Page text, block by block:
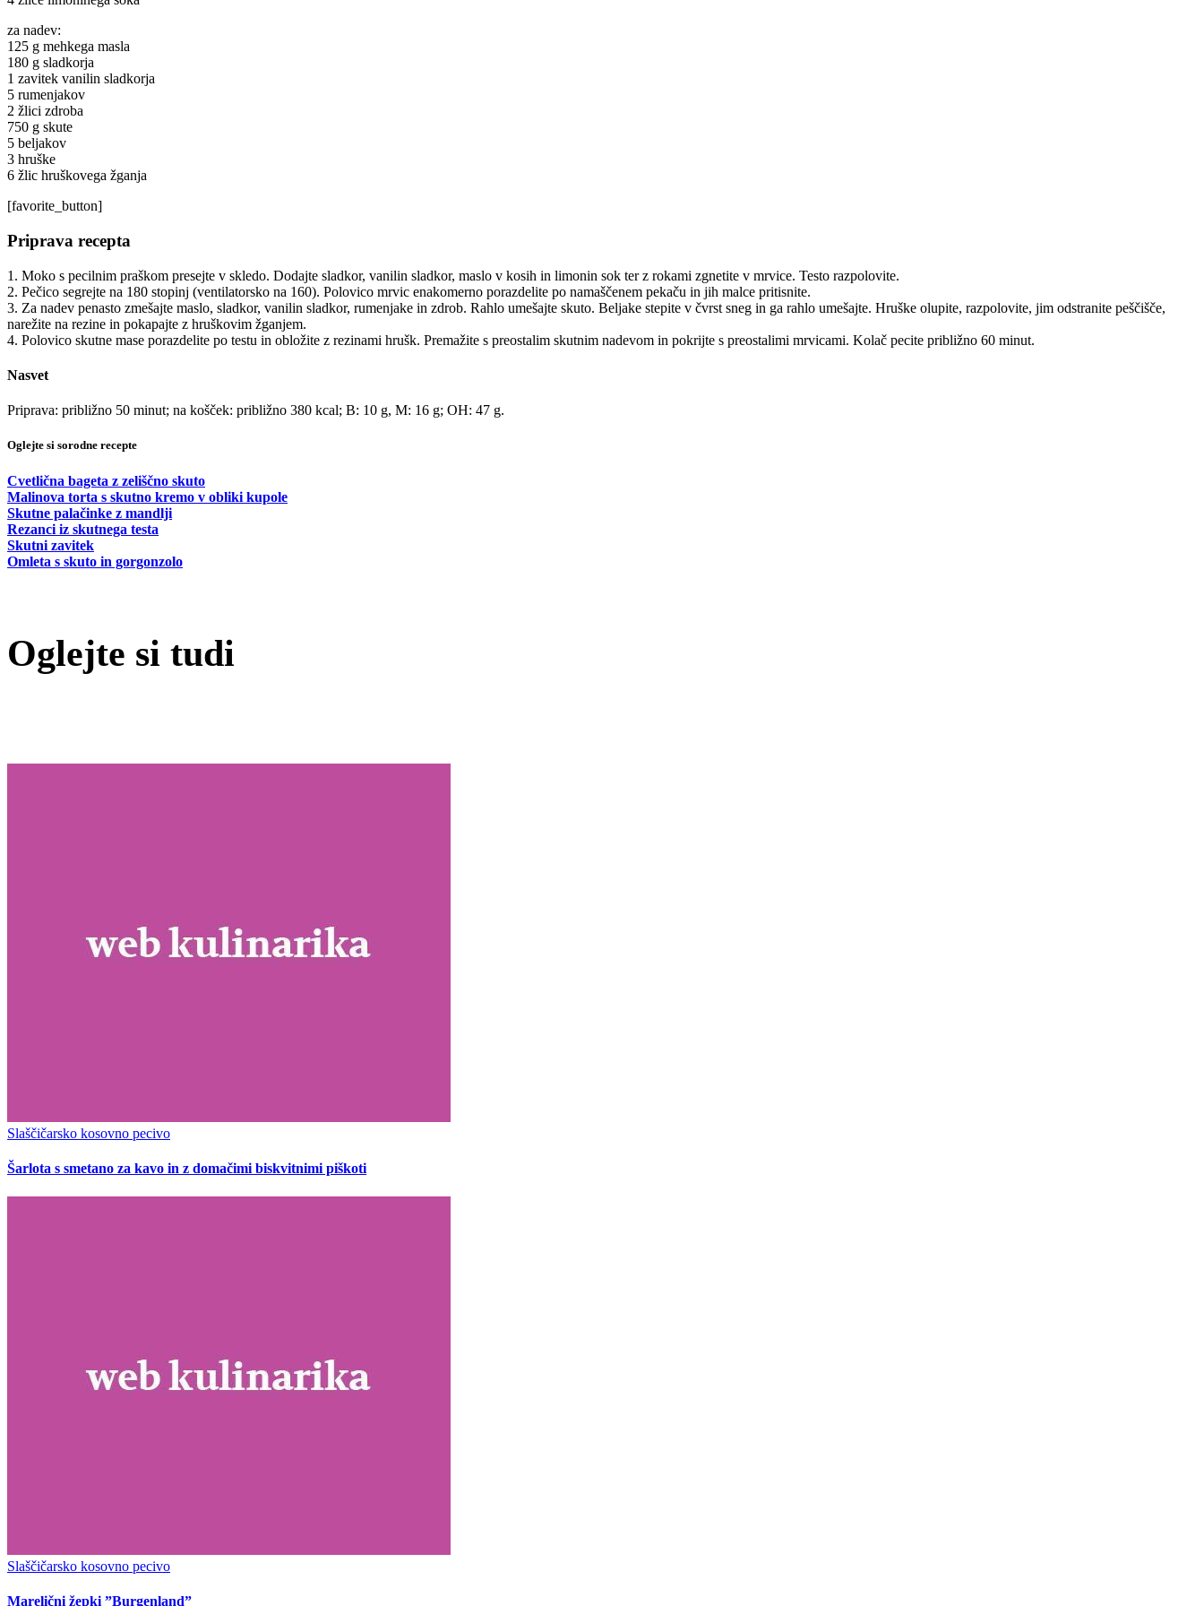
za nadev:
125 g mehkega masla
180 g sladkorja
1 zavitek vanilin sladkorja
5 rumenjakov
2 žlici zdroba
750 g skute
5 beljakov
3 hruške
6 žlic hruškovega žganja
[favorite_button]
Priprava recepta
1. Moko s pecilnim praškom presejte v skledo. Dodajte sladkor, vanilin sladkor, maslo v kosih in limonin sok ter z rokami zgnetite v mrvice. Testo razpolovite.
2. Pečico segrejte na 180 stopinj (ventilatorsko na 160). Polovico mrvic enakomerno porazdelite po namaščenem pekaču in jih malce pritisnite.
3. Za nadev penasto zmešajte maslo, sladkor, vanilin sladkor, rumenjake in zdrob. Rahlo umešajte skuto. Beljake stepite v čvrst sneg in ga rahlo umešajte. Hruške olupite, razpolovite, jim odstranite peščišče,
narežite na rezine in pokapajte z hruškovim žganjem.
4. Polovico skutne mase porazdelite po testu in obložite z rezinami hrušk. Premažite s preostalim skutnim nadevom in pokrijte s preostalimi mrvicami. Kolač pecite približno 60 minut.
Nasvet
Priprava: približno 50 minut; na košček: približno 380 kcal; B: 10 g, M: 16 g; OH: 47 g.
Oglejte si sorodne recepte
Cvetlična bageta z zeliščno skuto
Malinova torta s skutno kremo v obliki kupole
Skutne palačinke z mandlji
Rezanci iz skutnega testa
Skutni zavitek
Omleta s skuto in gorgonzolo
Oglejte si tudi
Slaščičarsko kosovno pecivo
Šarlota s smetano za kavo in z domačimi biskvitnimi piškoti
Slaščičarsko kosovno pecivo
Marelični žepki ”Burgenland”